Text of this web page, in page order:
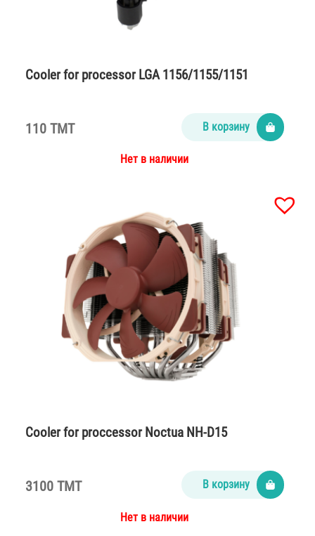
Cooler for processor LGA 1156/1155/1151
110 TMT В корзину
Нет в наличии
Cooler for proccessor Noctua NH-D15
3100 TMT В корзину
Нет в наличии